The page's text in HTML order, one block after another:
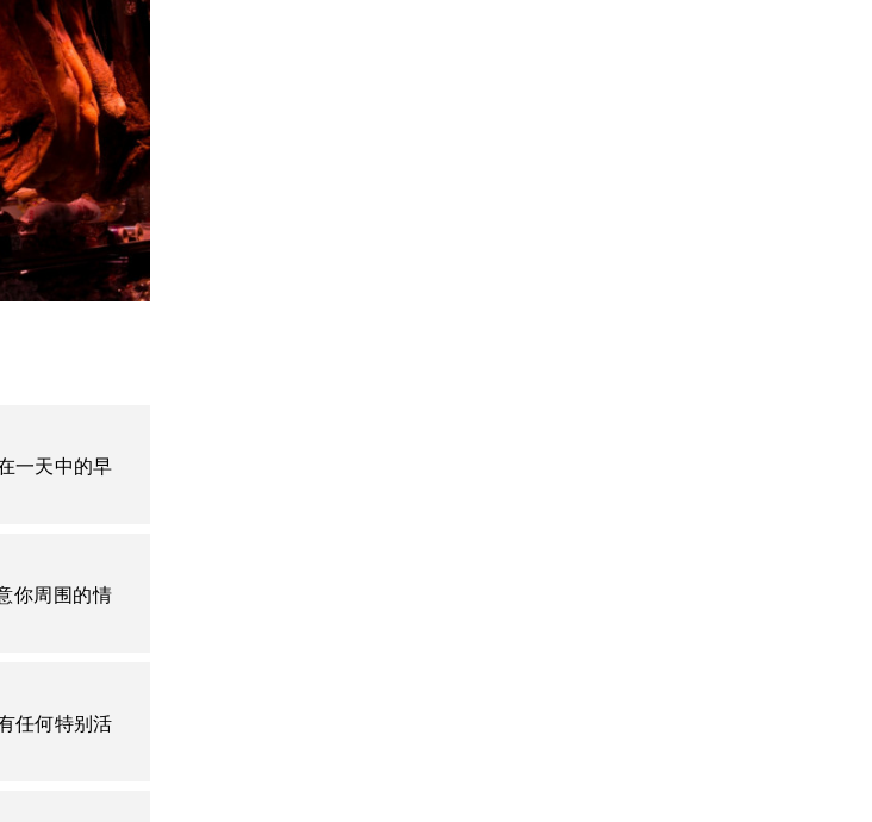
一天中的早
你周围的情
任何特别活